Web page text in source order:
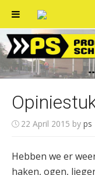
Skip
to
content
22 April 2015 by ps
Hebben we er
haken, ogen,